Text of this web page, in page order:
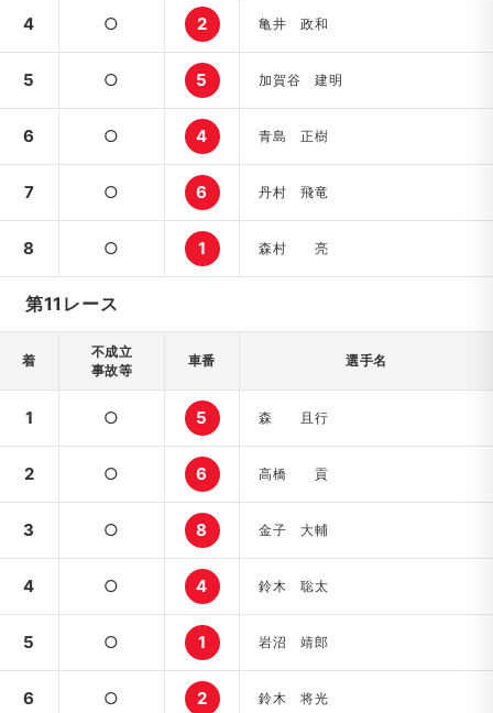
4 ○ 2 亀井 政和
5 ○ 5 加賀谷 建明
6 ○ 4 青島 正樹
7 ○ 6 丹村 飛竜
8 ○ 1 森村 亮
第11レース
着
不成立
事故等
車番 選手名
1 ○ 5 森 且行
2 ○ 6 高橋 貢
3 ○ 8 金子 大輔
4 ○ 4 鈴木 聡太
5 ○ 1 岩沼 靖郎
6 ○ 2 鈴木 将光